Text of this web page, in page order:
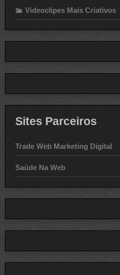
Videoclipes Mais Criativos
Sites Parceiros
Trade Web Marketing Digital
Saúde Na Web